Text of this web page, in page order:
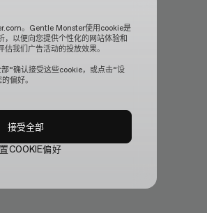
。Gentle Monster使用cookie是
，以便向您提供个性化的网站体验和
我们广告活动的投放效果。
“确认接受这些cookie，或点击“设
偏好。
COOKIE偏好
接受全部